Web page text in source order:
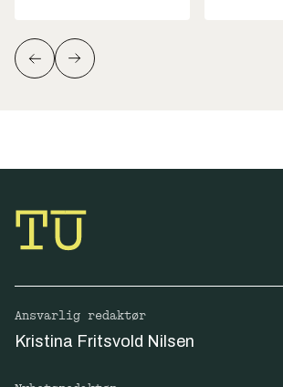
Ansvarlig redaktør
Kristina Fritsvold Nilsen